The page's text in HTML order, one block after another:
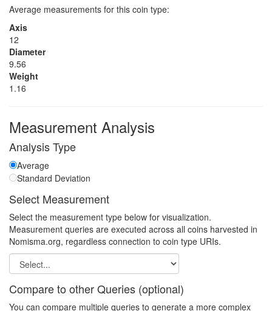
Average measurements for this coin type:
Axis
12
Diameter
9.56
Weight
1.16
Measurement Analysis
Analysis Type
Average
Standard Deviation
Select Measurement
Select the measurement type below for visualization.
Measurement queries are executed across all coins harvested in
Nomisma.org, regardless connection to coin type URIs.
Compare to other Queries (optional)
You can compare multiple queries to generate a more complex